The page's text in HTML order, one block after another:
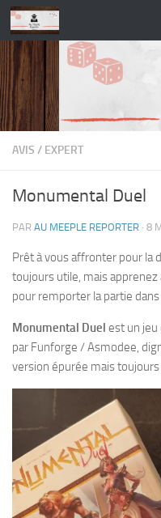
Skip to content
AVIS / EXPERT
Monumental Duel
PAR AU MEEPLE REPORTER · 8
Prêt à vous affronter pour la
toujours utile, mais
pour remporter la partie dans
Monumental Duel est un jeu
par Funforge / Asmodee,
version épurée mais